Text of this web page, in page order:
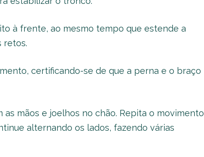
à frente, ao mesmo tempo que estende a
retos.
certificando-se de que a perna e o braço
mãos e joelhos no chão. Repita o movimento
alternando os lados, fazendo várias